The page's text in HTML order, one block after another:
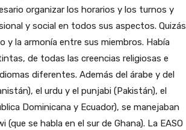
organizar los horarios y los turnos y
y social en todos sus aspectos. Quizás
y la armonía entre sus miembros. Había
de todas las creencias religiosas e
diferentes. Además del árabe y del
el urdu y el punjabi (Pakistán), el
Dominicana y Ecuador), se manejaban
se habla en el sur de Ghana). La EASO